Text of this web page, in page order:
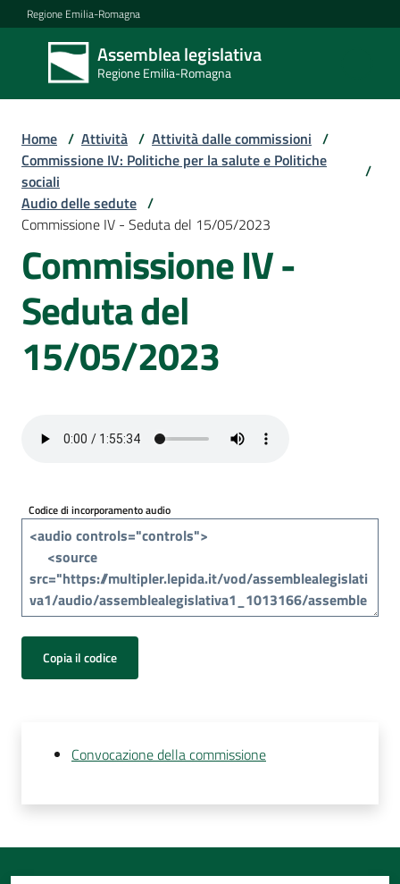
Vai al contenuto
Vai alla navigazione
Vai al footer
Regione Emilia-Romagna
Assemblea legislativa
Regione Emilia-Romagna
Assemblea
legislativa
Regione Emilia-
Assemblea
Attività
media
i
cittadini
Home / Attività / Attività dalle commissioni /
Commissione IV: Politiche per la salute e Politiche
sociali
/
Audio delle sedute /
Commissione IV - Seduta del 15/05/2023
Commissione IV -
Seduta del
15/05/2023
Codice di incorporamento audio
Copia il codice
Convocazione della commissione